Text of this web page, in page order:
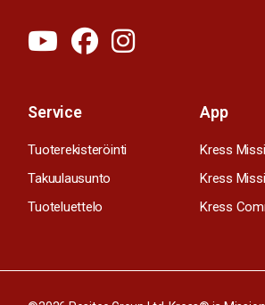
Service
Tuoterekisteröinti
Takuulausunto
Tuoteluettelo
App
Kress
Kress
Kress